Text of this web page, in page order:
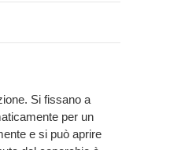
Si fissano a
per un
e si può aprire